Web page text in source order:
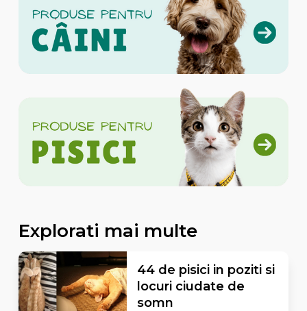
Explorati mai multe
44 de pisici in poziti si
locuri ciudate de
somn